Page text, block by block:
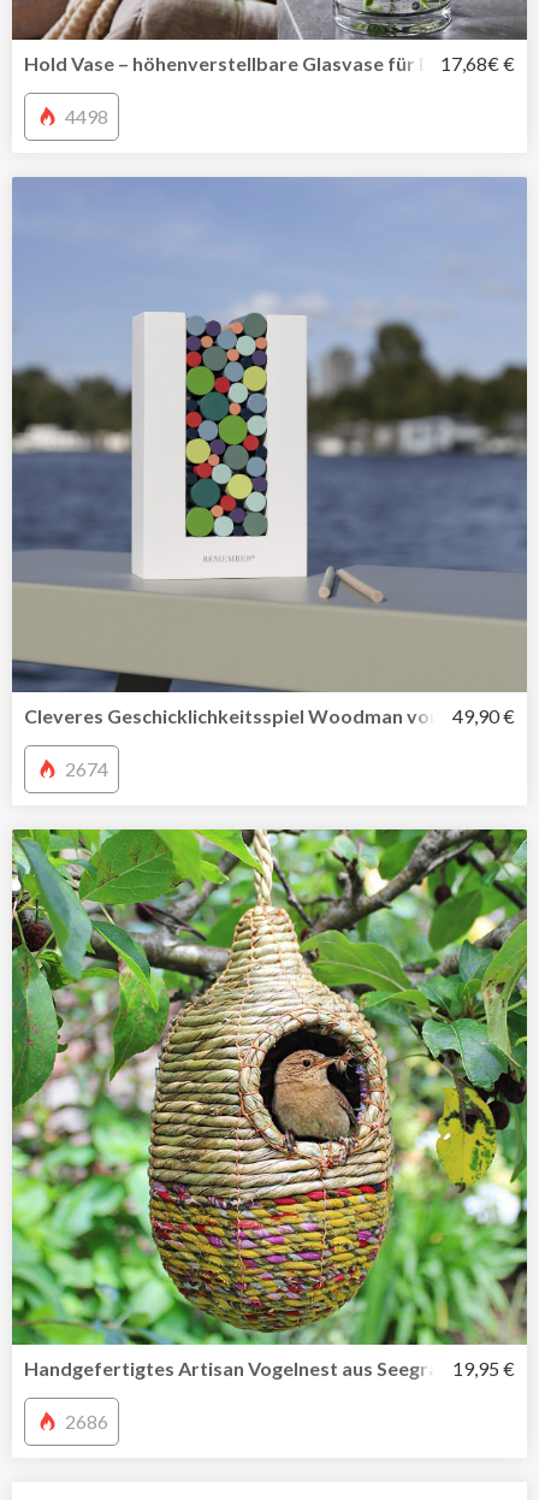
Hold Vase – höhenverstellbare Glasvase für Deine17,68€ €
4498
Cleveres Geschicklichkeitsspiel Woodman von 49,90 €
2674
Handgefertigtes Artisan Vogelnest aus Seegras und19,95 €
2686